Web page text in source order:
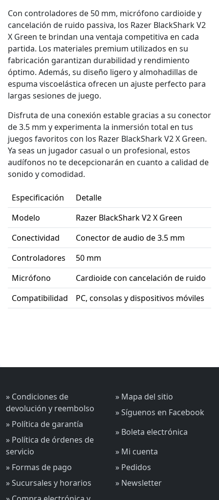
Con controladores de 50 mm, micrófono cardioide y
cancelación de ruido passiva, los Razer BlackShark V2
X Green te brindan una ventaja competitiva en cada
partida. Los materiales premium utilizados en su
fabricación garantizan durabilidad y rendimiento
óptimo. Además, su diseño ligero y almohadillas de
espuma viscoelástica ofrecen un ajuste perfecto para
largas sesiones de juego.
Disfruta de una conexión estable gracias a su conector
de 3.5 mm y experimenta la inmersión total en tus
juegos favoritos con los Razer BlackShark V2 X Green.
Ya seas un jugador casual o un profesional, estos
audífonos no te decepcionarán en cuanto a calidad de
sonido y comodidad.
Especificación
Detalle
Modelo
Razer BlackShark V2 X Green
Conectividad
Conector de audio de 3.5 mm
Controladores
50 mm
Micrófono
Cardioide con cancelación de ruido
Compatibilidad
PC, consolas y dispositivos móviles
» Condiciones de
devolución y reembolso
» Política de garantía
» Política de órdenes de
servicio
» Formas de pago
» Sucursales y horarios
» Mapa del sitio
» Síguenos en Facebook
» Boleta electrónica
» Mi cuenta
» Pedidos
» Newsletter